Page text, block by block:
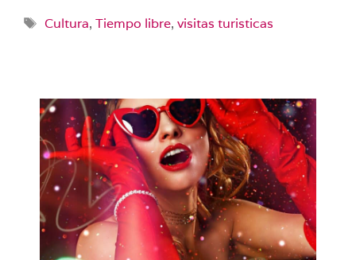
Etiquetas
Cultura, Tiempo libre, visitas turisticas